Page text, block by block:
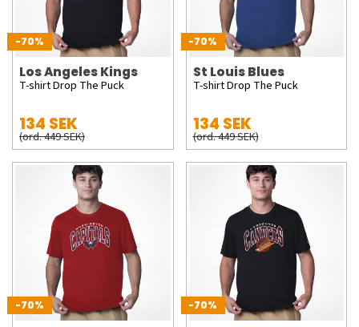
-70%
Los Angeles Kings
T-shirt Drop The Puck
134 SEK
(ord. 449 SEK)
-70%
St Louis Blues
T-shirt Drop The Puck
134 SEK
(ord. 449 SEK)
-70% -70%